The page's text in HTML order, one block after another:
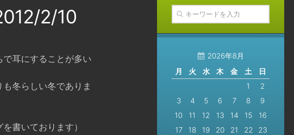
2/10
耳にすることが多い
冬らしい冬でありま
書いております）
2026年8月
月
火 水 木 金 土 日
1
2
3
4 5 6 7 8
9
10
11 12 13 14 15
16
17
18 19 20 21 22
23